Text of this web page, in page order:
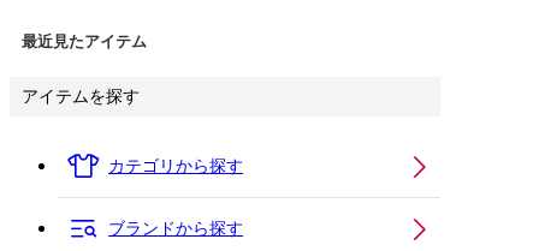
最近見たアイテム
アイテムを探す
カテゴリから探す
ブランドから探す